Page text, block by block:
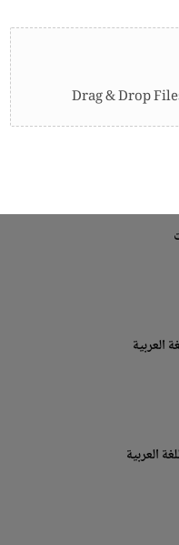
Drag & Drop
العربية
العربية